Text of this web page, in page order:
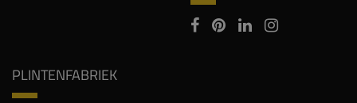
PLINTENFABRIEK